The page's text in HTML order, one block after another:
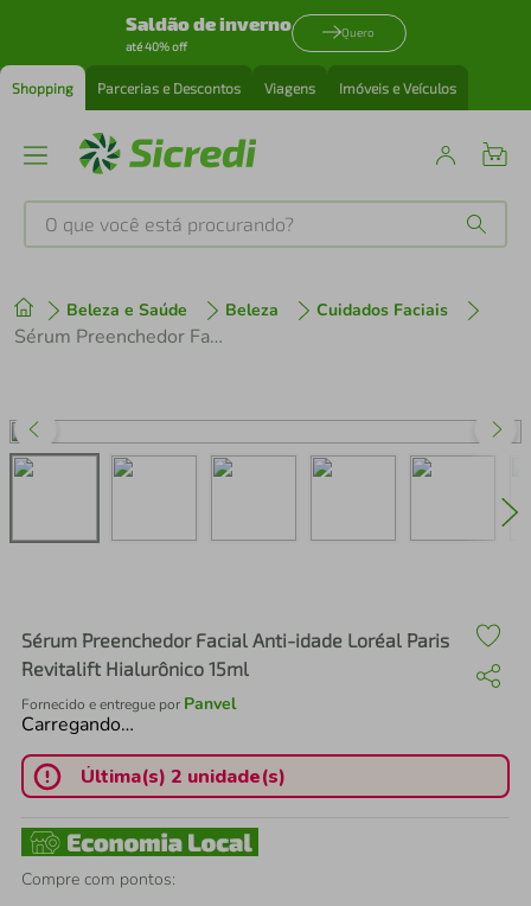
Saldão de inverno
até 40% off
Quero
Shopping Parcerias e Descontos Viagens Imóveis e Veículos
O que você está procurando?
Beleza e Saúde Beleza Cuidados Faciais
Sérum Preenchedor Facial Anti-idade Loréal Paris Revitalift Hialurônico 15ml
Sérum Preenchedor Facial Anti-idade Loréal Paris
Revitalift Hialurônico 15ml
Fornecido e entregue por Panvel
Carregando…
Última(s) 2 unidade(s)
Compre com pontos:
1º tenis
perfume